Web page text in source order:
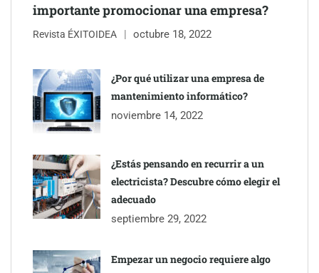
importante promocionar una empresa?
Revista ÉXITOIDEA octubre 18, 2022
¿Por qué utilizar una empresa de
mantenimiento informático?
noviembre 14, 2022
¿Estás pensando en recurrir a un
electricista? Descubre cómo elegir el
adecuado
septiembre 29, 2022
Empezar un negocio requiere algo